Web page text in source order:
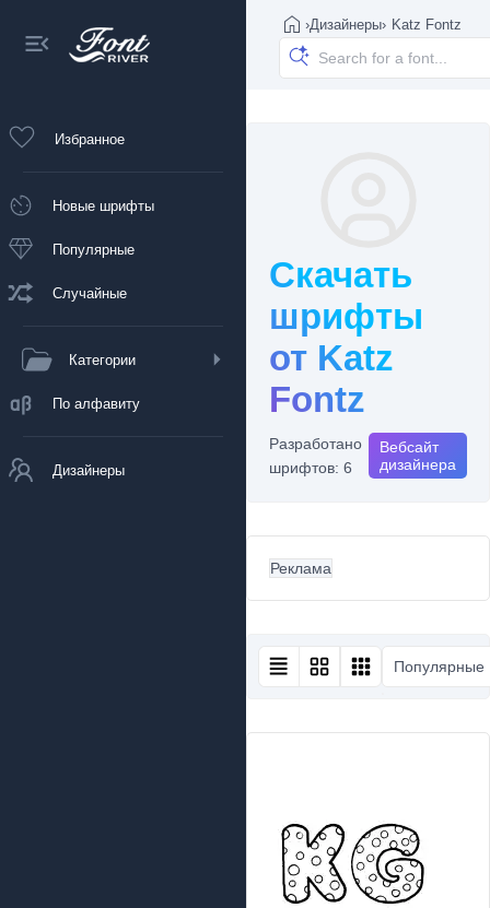
Избранное
Новые шрифты
Популярные
Случайные
Категории
По алфавиту
Дизайнеры
›Дизайнеры› Katz Fontz
Скачать
шрифты
от Katz
Fontz
Разработано
шрифтов: 6
Вебсайт
дизайнера
Реклама
Популярные